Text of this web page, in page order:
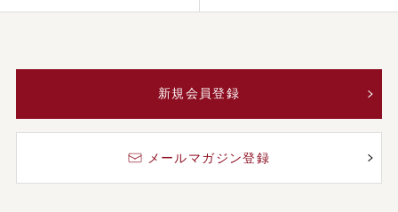
新規会員登録
メールマガジン登録